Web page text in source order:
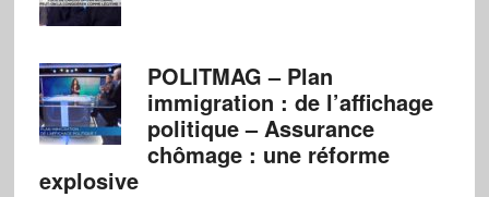
POLITMAG – Plan
immigration : de l’affichage
politique – Assurance
chômage : une réforme
explosive